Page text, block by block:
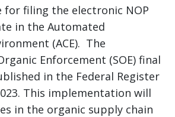
for filing the electronic NOP
in the Automated
(ACE). The
Enforcement (SOE) final
in the Federal Register
This implementation will
in the organic supply chain